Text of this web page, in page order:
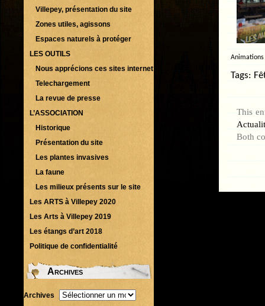
Animations
Tags:
This
Both
Villepey, présentation du site
Zones utiles, agissons
Espaces naturels à protéger
LES OUTILS
Nous apprécions ces sites internet
Telechargement
La revue de presse
L’ASSOCIATION
Historique
Présentation du site
Les plantes invasives
La faune
Les milieux présents sur le site
Les ARTS à Villepey 2020
Les Arts à Villepey 2019
Les étangs d’art 2018
Politique de confidentialité
Archives
Archives